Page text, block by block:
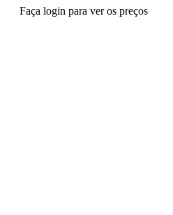
Faça login para ver os preços